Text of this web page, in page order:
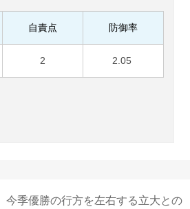
自責点 防御率
2 2.05
季優勝の行方を左右する立大との